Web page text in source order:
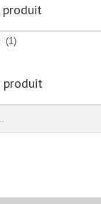
produit
(1)
produit